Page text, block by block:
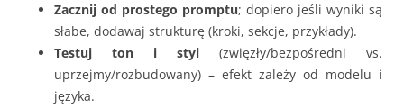
Zacznij od prostego promptu; dopiero jeśli wyniki są
słabe, dodawaj strukturę (kroki, sekcje, przykłady).
Testuj ton i styl (zwięzły/bezpośredni vs.
uprzejmy/rozbudowany) – efekt zależy od modelu i
języka.